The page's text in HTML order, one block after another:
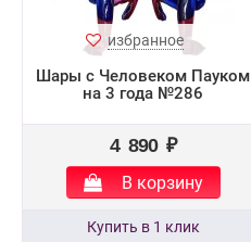
избранное
Шары с Человеком Пауком
на 3 года №286
4 890 ₽
В корзину